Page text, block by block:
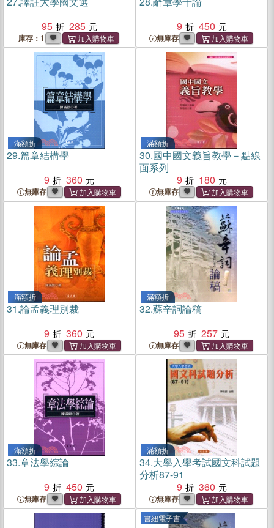
95
285
庫存：1
9
450
無庫存
滿額折
29.篇章結構學
9
360
無庫存
滿額折
30.國中國文義旨教學－點線
面系列
9
180
無庫存
滿額折
31.論孟義理別裁
9
360
無庫存
滿額折
32.蘇辛詞論稿
95
257
無庫存
滿額折
33.章法學綜論
9
450
無庫存
滿額折
34.大學入學考試國文科試題
分析87-91
9
360
無庫存
書紐電子書